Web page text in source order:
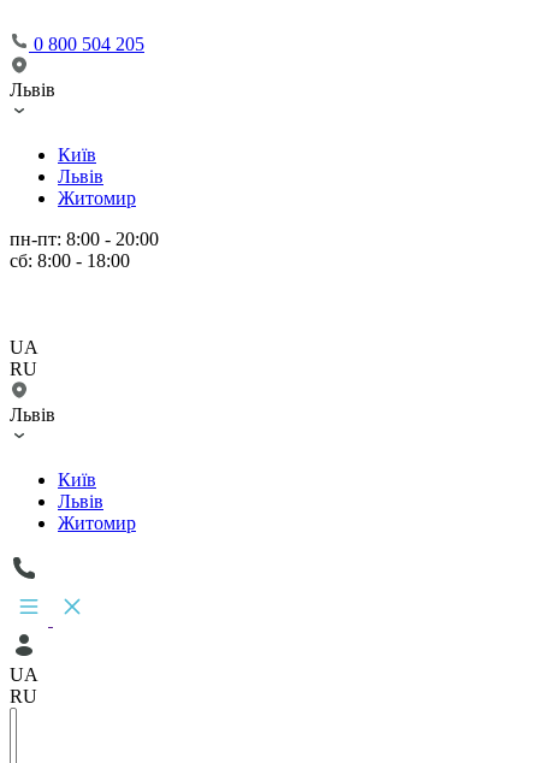
0 800 504 205
Львів
Київ
Львів
Житомир
пн-пт: 8:00 - 20:00
сб: 8:00 - 18:00
UA
RU
Львів
Київ
Львів
Житомир
UA
RU